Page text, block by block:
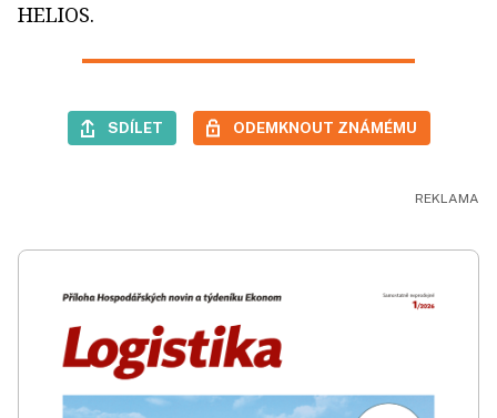
HELIOS.
SDÍLET ODEMKNOUT ZNÁMÉMU